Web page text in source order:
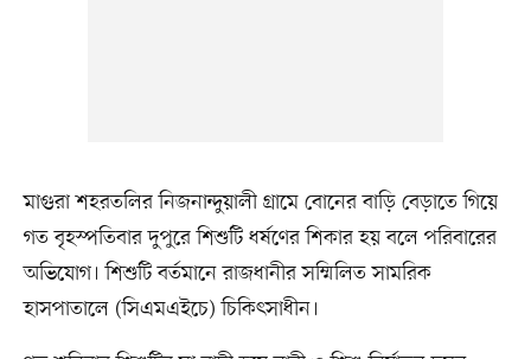
মাগুরা শহরতলির নিজনান্দুয়ালী গ্রামে বোনের বাড়ি বেড়াতে গিয়ে
গত বৃহস্পতিবার দুপুরে শিশুটি ধর্ষণের শিকার হয় বলে পরিবারের
অভিযোগ। শিশুটি বর্তমানে রাজধানীর সম্মিলিত সামরিক
হাসপাতালে (সিএমএইচে) চিকিৎসাধীন।